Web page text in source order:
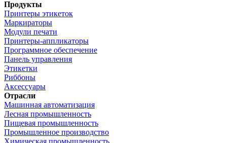
Продукты
Принтеры этикеток
Маркираторы
Модули печати
Принтеры-аппликаторы
Программное обеспечение
Панель управления
Этикетки
Риббоны
Аксессуары
Отрасли
Машинная автоматизация
Лесная промышленность
Пищевая промышленность
Промышленное производство